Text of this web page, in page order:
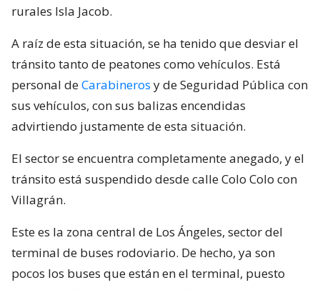
rurales Isla Jacob.
A raíz de esta situación, se ha tenido que desviar el
tránsito tanto de peatones como vehículos. Está
personal deCarabineros y de Seguridad Pública con
sus vehículos, con sus balizas encendidas
advirtiendo justamente de esta situación.
El sector se encuentra completamente anegado, y el
tránsito está suspendido desde calle Colo Colo con
Villagrán.
Este es la zona central de Los Ángeles, sector del
terminal de buses rodoviario. De hecho, ya son
pocos los buses que están en el terminal, puesto